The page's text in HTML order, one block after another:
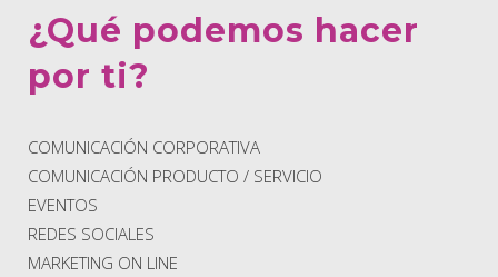
¿Qué podemos hacer
por ti?
COMUNICACIÓN CORPORATIVA
COMUNICACIÓN PRODUCTO / SERVICIO
EVENTOS
REDES SOCIALES
MARKETING ON LINE